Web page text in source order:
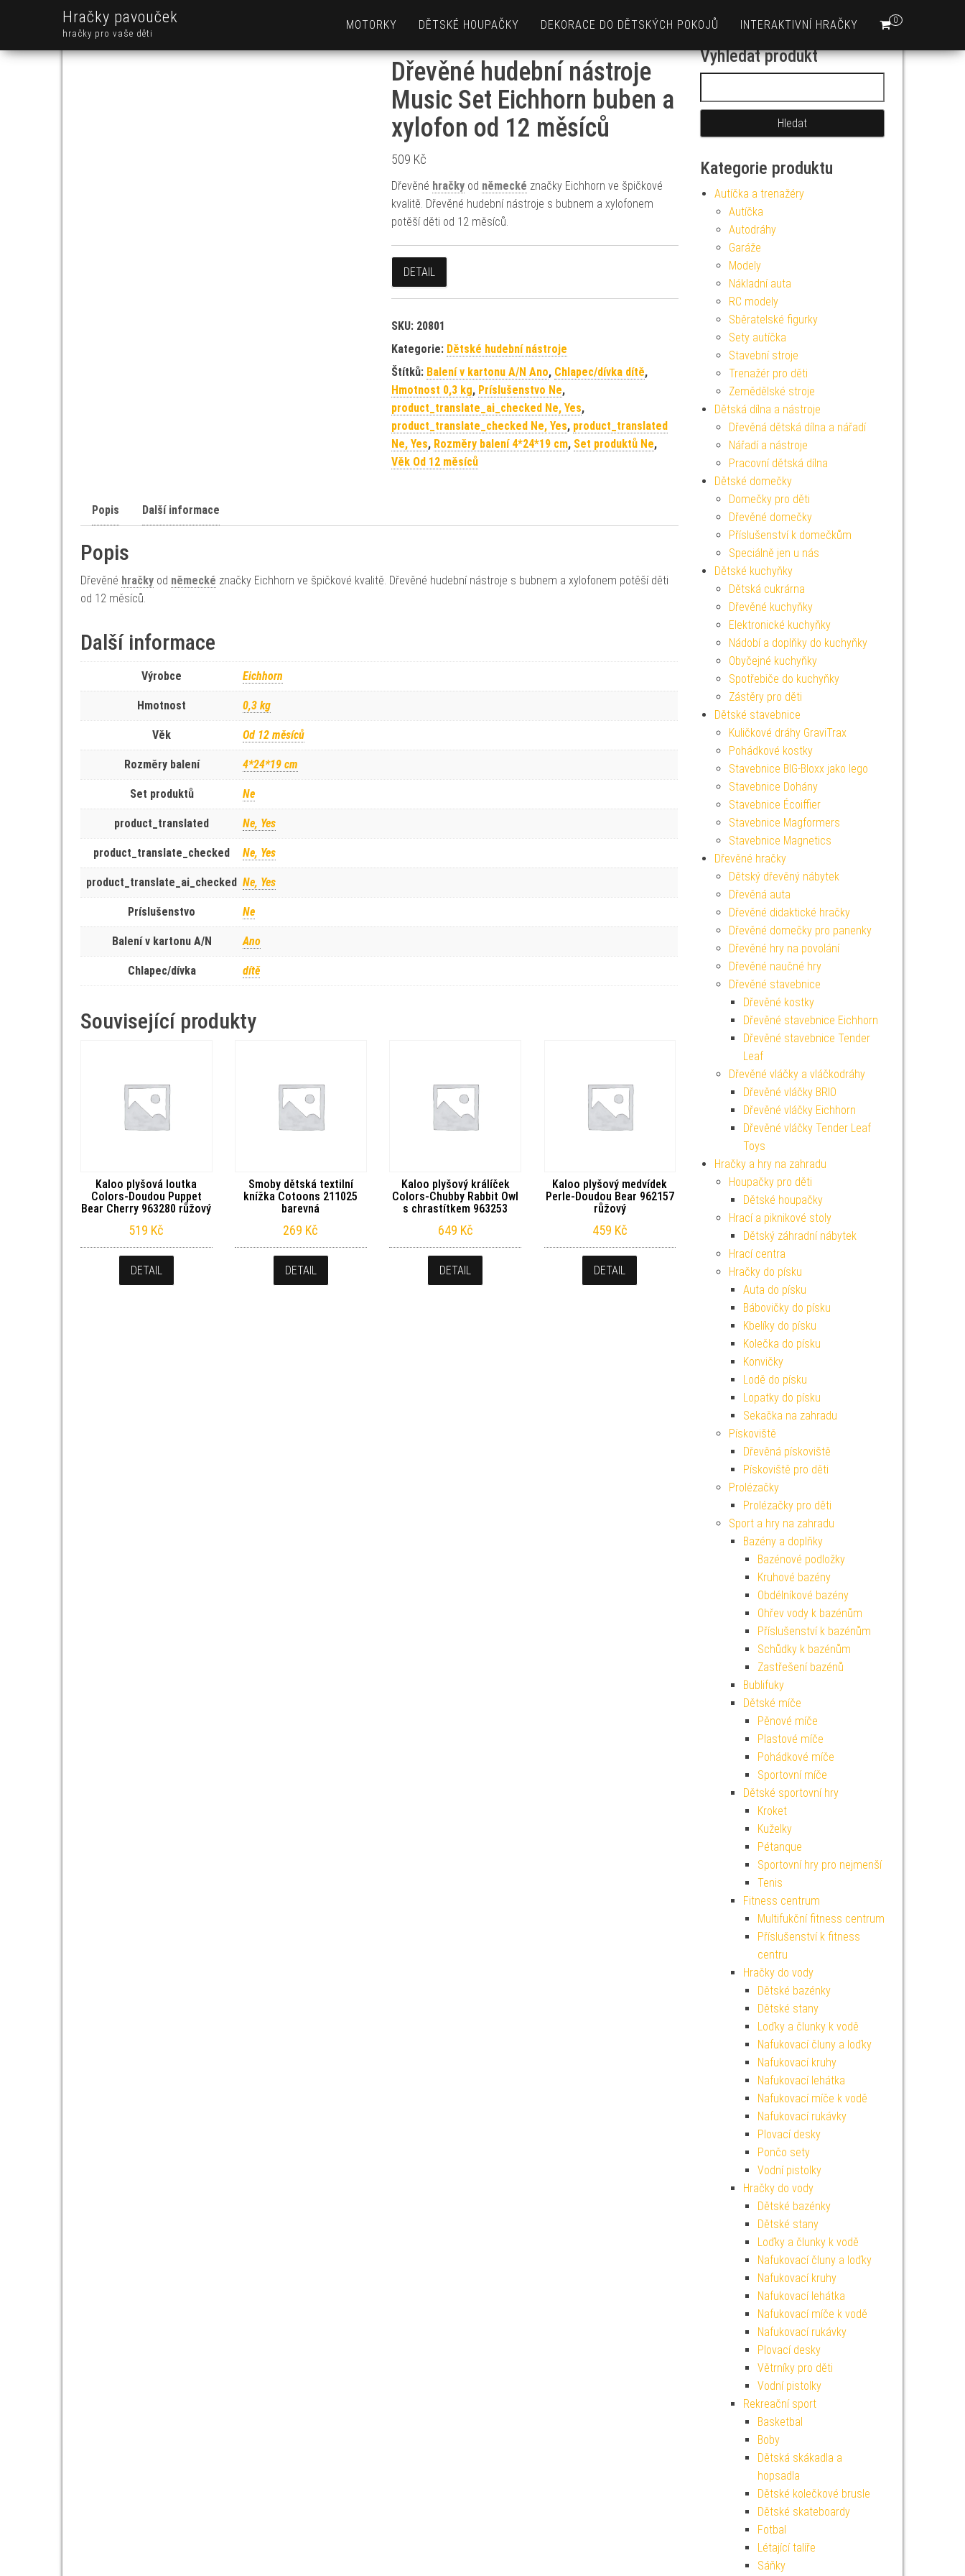
Hračky pavouček
hračky pro vaše děti
0
MOTORKY DĚTSKÉ HOUPAČKY DEKORACE DO DĚTSKÝCH POKOJŮ INTERAKTIVNÍ HRAČKY
Dřevěné hudební nástroje
Music Set Eichhorn buben a
xylofon od 12 měsíců
509 Kč
Dřevěné hračkyod německé značky Eichhorn ve špičkové
kvalitě. Dřevěné hudební nástroje s bubnem a xylofonem
potěší děti od 12 měsíců.
DETAIL
SKU: 20801
Kategorie: Dětské hudební nástroje
Štítků: Balení v kartonu A/N Ano, Chlapec/dívka dítě,
Hmotnost 0,3 kg, Príslušenstvo Ne,
product_translate_ai_checked Ne, Yes,
product_translate_checked Ne, Yes, product_translated
Ne, Yes, Rozměry balení 4*24*19 cm, Set produktů Ne,
Věk Od 12 měsíců
Popis Další informace
Popis
Dřevěné hračky od německé značky Eichhorn ve špičkové kvalitě. Dřevěné hudební nástroje s bubnem a xylofonem potěší děti
od 12 měsíců.
Další informace
Výrobce Eichhorn
Hmotnost 0,3 kg
Věk Od 12 měsíců
Rozměry balení 4*24*19 cm
Set produktů Ne
product_translated Ne, Yes
product_translate_checked Ne, Yes
product_translate_ai_checked Ne, Yes
Príslušenstvo Ne
Balení v kartonu A/N Ano
Chlapec/dívka dítě
Související produkty
Kaloo plyšová loutka
Colors-Doudou Puppet
Bear Cherry 963280 růžový
519 Kč
DETAIL
Smoby dětská textilní
knížka Cotoons 211025
barevná
269 Kč
DETAIL
Kaloo plyšový králíček
Colors-Chubby Rabbit Owl
s chrastítkem 963253
649 Kč
DETAIL
Kaloo plyšový medvídek
Perle-Doudou Bear 962157
růžový
459 Kč
DETAIL
Vyhledat produkt
Kategorie produktu
Autíčka a trenažéry
Autíčka
Autodráhy
Garáže
Modely
Nákladní auta
RC modely
Sběratelské figurky
Sety autíčka
Stavební stroje
Trenažér pro děti
Zemědělské stroje
Dětská dílna a nástroje
Dřevěná dětská dílna a nářadí
Nářadí a nástroje
Pracovní dětská dílna
Dětské domečky
Domečky pro děti
Dřevěné domečky
Příslušenství k domečkům
Speciálně jen u nás
Dětské kuchyňky
Dětská cukrárna
Dřevěné kuchyňky
Elektronické kuchyňky
Nádobí a doplňky do kuchyňky
Obyčejné kuchyňky
Spotřebiče do kuchyňky
Zástěry pro děti
Dětské stavebnice
Kuličkové dráhy GraviTrax
Pohádkové kostky
Stavebnice BIG-Bloxx jako lego
Stavebnice Dohány
Stavebnice Écoiffier
Stavebnice Magformers
Stavebnice Magnetics
Dřevěné hračky
Dětský dřevěný nábytek
Dřevěná auta
Dřevěné didaktické hračky
Dřevěné domečky pro panenky
Dřevěné hry na povolání
Dřevěné naučné hry
Dřevěné stavebnice
Dřevěné kostky
Dřevěné stavebnice Eichhorn
Dřevěné stavebnice Tender
Leaf
Dřevěné vláčky a vláčkodráhy
Dřevěné vláčky BRIO
Dřevěné vláčky Eichhorn
Dřevěné vláčky Tender Leaf
Toys
Hračky a hry na zahradu
Houpačky pro děti
Dětské houpačky
Hrací a piknikové stoly
Dětský záhradní nábytek
Hrací centra
Hračky do písku
Auta do písku
Bábovičky do písku
Kbelíky do písku
Kolečka do písku
Konvičky
Lodě do písku
Lopatky do písku
Sekačka na zahradu
Pískoviště
Dřevěná pískoviště
Pískoviště pro děti
Prolézačky
Prolézačky pro děti
Sport a hry na zahradu
Bazény a doplňky
Bazénové podložky
Kruhové bazény
Obdélníkové bazény
Ohřev vody k bazénům
Příslušenství k bazénům
Schůdky k bazénům
Zastřešení bazénů
Bublifuky
Dětské míče
Pěnové míče
Plastové míče
Pohádkové míče
Sportovní míče
Dětské sportovní hry
Kroket
Kuželky
Pétanque
Sportovní hry pro nejmenší
Tenis
Fitness centrum
Multifukční fitness centrum
Příslušenství k fitness
centru
Hračky do vody
Dětské bazénky
Dětské stany
Loďky a člunky k vodě
Nafukovací čluny a loďky
Nafukovací kruhy
Nafukovací lehátka
Nafukovací míče k vodě
Nafukovací rukávky
Plovací desky
Pončo sety
Vodní pistolky
Hračky do vody
Dětské bazénky
Dětské stany
Loďky a člunky k vodě
Nafukovací čluny a loďky
Nafukovací kruhy
Nafukovací lehátka
Nafukovací míče k vodě
Nafukovací rukávky
Plovací desky
Větrníky pro děti
Vodní pistolky
Rekreační sport
Basketbal
Boby
Dětská skákadla a
hopsadla
Dětské kolečkové brusle
Dětské skateboardy
Fotbal
Létající talíře
Sáňky